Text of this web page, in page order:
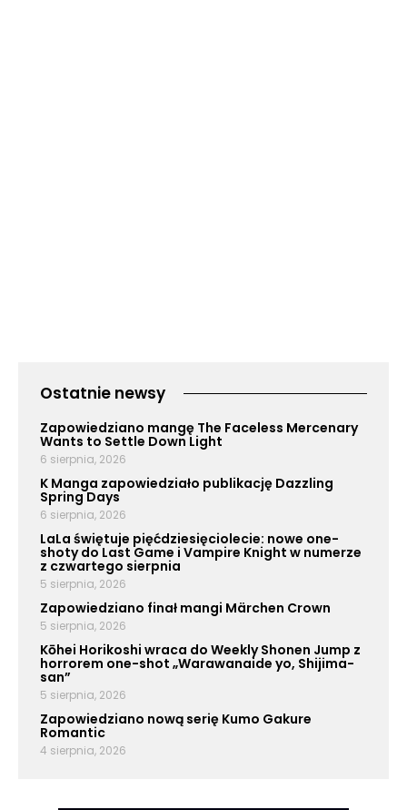
Ostatnie newsy
Zapowiedziano mangę The Faceless Mercenary
Wants to Settle Down Light
6 sierpnia, 2026
K Manga zapowiedziało publikację Dazzling
Spring Days
6 sierpnia, 2026
LaLa świętuje pięćdziesięciolecie: nowe one-
shoty do Last Game i Vampire Knight w numerze
z czwartego sierpnia
5 sierpnia, 2026
Zapowiedziano finał mangi Märchen Crown
5 sierpnia, 2026
Kōhei Horikoshi wraca do Weekly Shonen Jump z
horrorem one-shot „Warawanaide yo, Shijima-
san”
5 sierpnia, 2026
Zapowiedziano nową serię Kumo Gakure
Romantic
4 sierpnia, 2026